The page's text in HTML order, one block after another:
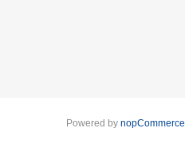
Powered by nopCommerce